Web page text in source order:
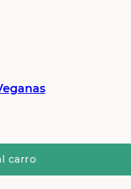
carro